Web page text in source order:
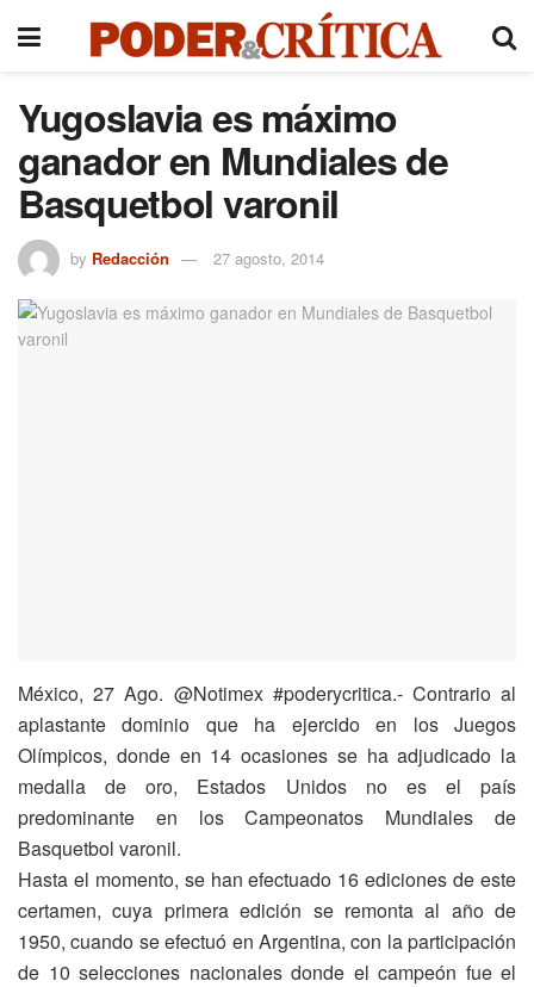
Yugoslavia es máximo
ganador en Mundiales de
Basquetbol varonil
by Redacción 27 agosto, 2014
México, 27 Ago. @Notimex #poderycritica.- Contrario al
aplastante dominio que ha ejercido en los Juegos
Olímpicos, donde en 14 ocasiones se ha adjudicado la
medalla de oro, Estados Unidos no es el país
predominante en los Campeonatos Mundiales de
Basquetbol varonil.
Hasta el momento, se han efectuado 16 ediciones de este
certamen, cuya primera edición se remonta al año de
1950, cuando se efectuó en Argentina, con la participación
de 10 selecciones nacionales donde el campeón fue el